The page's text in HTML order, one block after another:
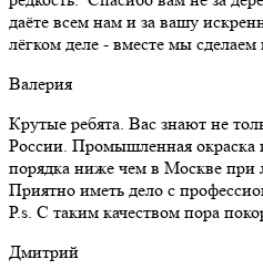
даёте всем нам и за вашу
лёгком деле - вместе мы
Валерия
Крутые ребята. Вас знают не
России. Промышленная окраска
порядка ниже чем в Москве при
Приятно иметь дело с
Р.s. С таким качеством пора
Дмитрий